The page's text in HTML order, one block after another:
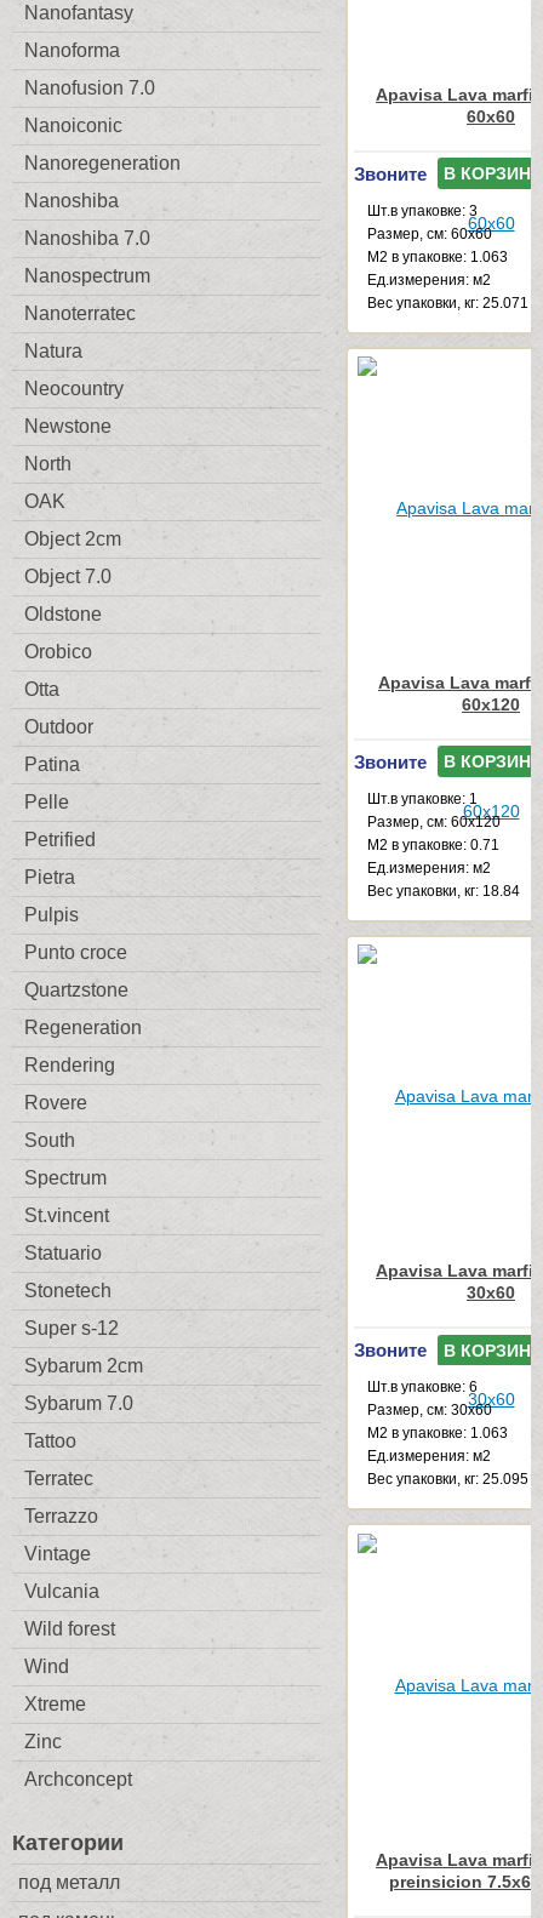
Nanofantasy
Nanoforma
Nanofusion 7.0
Nanoiconic
Nanoregeneration
Nanoshiba
Nanoshiba 7.0
Nanospectrum
Nanoterratec
Natura
Neocountry
Newstone
North
OAK
Object 2cm
Object 7.0
Oldstone
Orobico
Otta
Outdoor
Patina
Pelle
Petrified
Pietra
Pulpis
Punto croce
Quartzstone
Regeneration
Rendering
Rovere
South
Spectrum
St.vincent
Statuario
Stonetech
Super s-12
Sybarum 2cm
Sybarum 7.0
Tattoo
Terratec
Terrazzo
Vintage
Vulcania
Wild forest
Wind
Xtreme
Zinc
Archconcept
Категории
под металл
Apavisa Lava
60x60
Звоните В КОРЗИНУ
Шт.в упаковке: 3
Размер, см: 60x60
М2 в упаковке: 1.063
Ед.измерения: м2
Веc упаковки, кг: 25.071
Apavisa Lava
60x120
Звоните В КОРЗИНУ
Шт.в упаковке: 1
Размер, см: 60x120
М2 в упаковке: 0.71
Ед.измерения: м2
Веc упаковки, кг: 18.84
Apavisa Lava
30x60
Звоните В КОРЗИНУ
Шт.в упаковке: 6
Размер, см: 30x60
М2 в упаковке: 1.063
Ед.измерения: м2
Веc упаковки, кг: 25.095
Apavisa Lava
preinsicion 7.5x60